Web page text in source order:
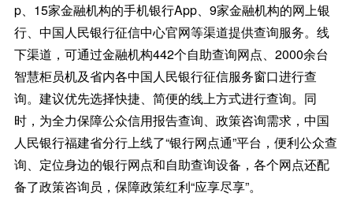
p、15家金融机构的手机银行App、9家金融机构的网上银
行、中国人民银行征信中心官网等渠道提供查询服务。线
下渠道，可通过金融机构442个自助查询网点、2000余台
智慧柜员机及省内各中国人民银行征信服务窗口进行查
询。建议优先选择快捷、简便的线上方式进行查询。同
时，为全力保障公众信用报告查询、政策咨询需求，中国
人民银行福建省分行上线了“银行网点通”平台，便利公众查
询、定位身边的银行网点和自助查询设备，各个网点还配
备了政策咨询员，保障政策红利“应享尽享”。